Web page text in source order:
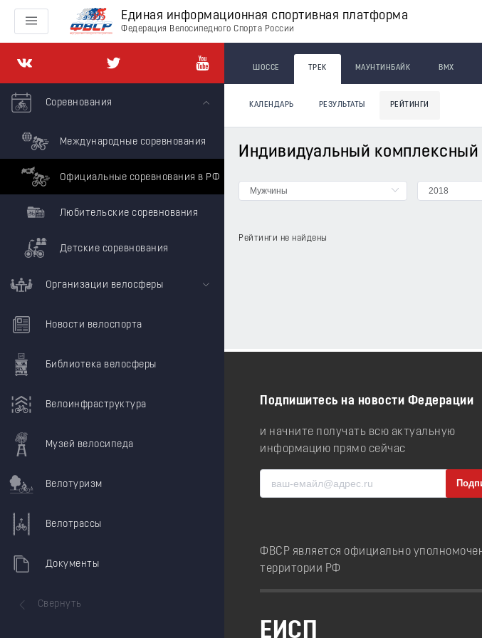
Единая информационная спортивная платформа
Федерация Велосипедного Спорта России
Соревнования
Международные соревнования
Официальные соревнования в РФ
Любительские соревнования
Детские соревнования
Организации велосферы
Новости велоспорта
Библиотека велосферы
Велоинфраструктура
Музей велосипеда
Велотуризм
Велотрассы
Документы
Свернуть
ШОССЕ ТРЕК МАУНТИНБАЙК BMX
КАЛЕНДАРЬ РЕЗУЛЬТАТЫ РЕЙТИНГИ
Индивидуальный комплексный
Рейтинги не найдены
Подпишитесь на новости Федерации
и начните получать всю актуальную
информацию прямо сейчас
ФВСР является официально
территории РФ
ЕИСП